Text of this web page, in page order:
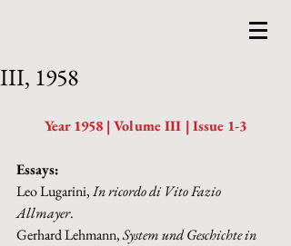
III, 1958
Year 1958 | Volume III | Issue 1-3
Essays:
Leo Lugarini, In ricordo di Vito Fazio
Allmayer.
Gerhard Lehmann, System und Geschichte in